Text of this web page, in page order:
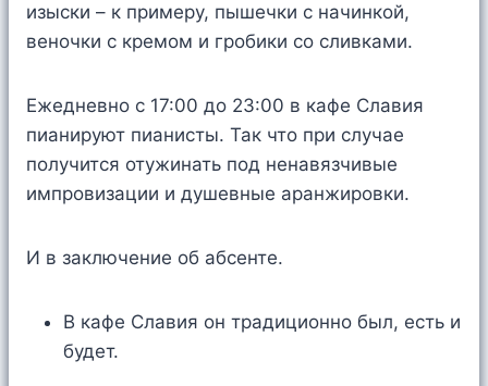
изыски – к примеру, пышечки с начинкой,
веночки с кремом и гробики со сливками.
Ежедневно с 17:00 до 23:00 в кафе Славия
пианируют пианисты. Так что при случае
получится отужинать под ненавязчивые
импровизации и душевные аранжировки.
И в заключение об абсенте.
В кафе Славия он традиционно был, есть и
будет.